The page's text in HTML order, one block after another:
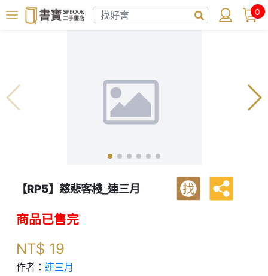
0
【RP5】慈悲客棧_連三月 找
商品已售完
NT$ 19
作者： 連三月